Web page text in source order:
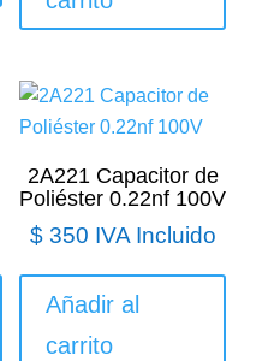
2A221 Capacitor de
Poliéster 0.22nf 100V
$350 IVA Incluido
Añadir al
carrito